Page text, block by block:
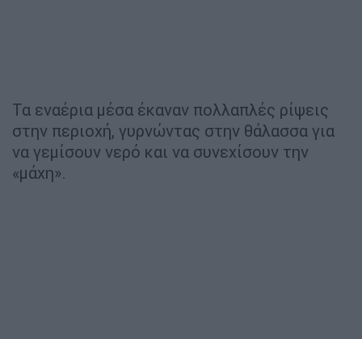
Τα εναέρια μέσα έκαναν πολλαπλές ρίψεις
στην περιοχή, γυρνώντας στην θάλασσα για
να γεμίσουν νερό και να συνεχίσουν την
«μάχη».